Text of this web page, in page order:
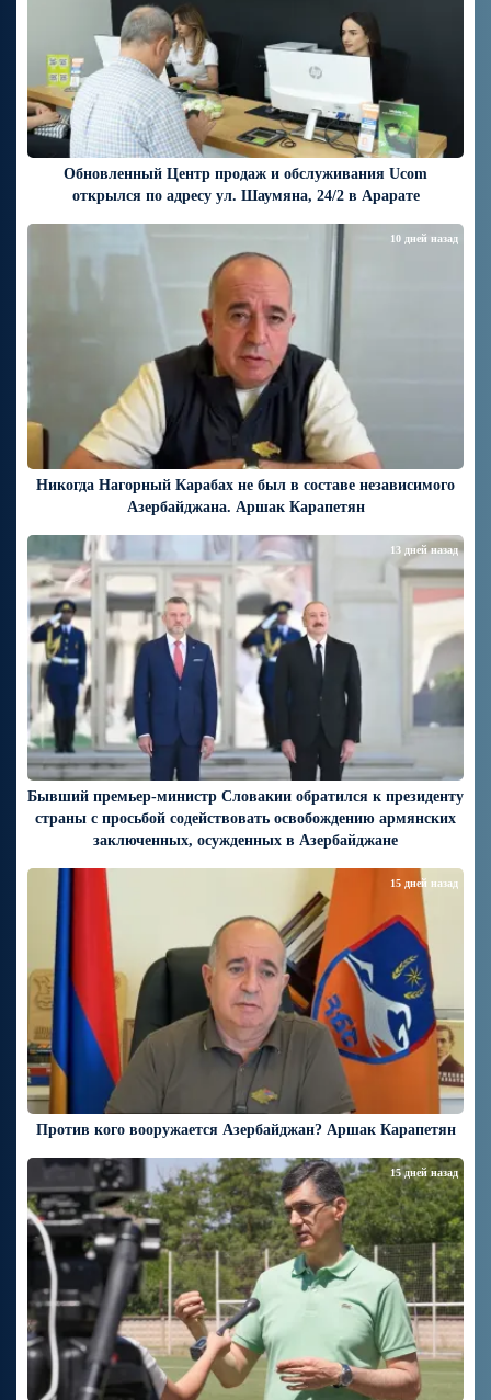
Обновленный Центр продаж и обслуживания Ucom
открылся по адресу ул. Шаумяна, 24/2 в Арарате
Никогда Нагорный Карабах не был в составе независимого
Азербайджана. Аршак Карапетян
10 дней назад
Бывший премьер-министр Словакии обратился к президенту
страны с просьбой содействовать освобождению армянских
заключенных, осужденных в Азербайджане
13 дней назад
Против кого вооружается Азербайджан? Аршак Карапетян
15 дней назад
15 дней назад